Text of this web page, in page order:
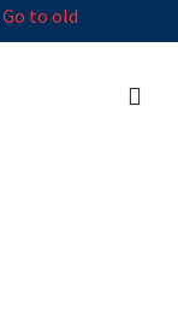
Go to old